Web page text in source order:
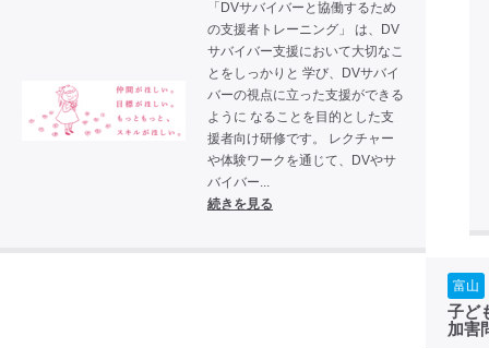
「DVサバイバーと協働するため
の支援者トレーニング」 は、DV
サバイバー支援において大切なこ
とをしっかりと 学び、DVサバイ
バーの視点に立った支援ができる
ように なることを目的とした支
援者向け研修です。 レクチャー
や体験ワークを通じて、DVやサ
バイバー...
続きを見る
富山
子ど
加害